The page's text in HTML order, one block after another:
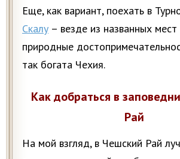
Еще, как вариант, поехать в
Скалу – везде из названных мест
природные
так богата Чехия.
Как добраться в
Рай
На мой взгляд, в Чешский Рай